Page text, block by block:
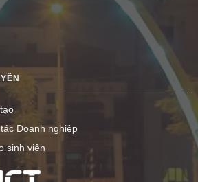
Doanh nghiệp
sinh viên